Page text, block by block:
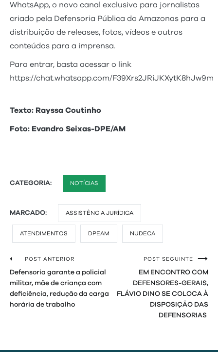
WhatsApp, o novo canal exclusivo para jornalistas
criado pela Defensoria Pública do Amazonas para a
distribuição de releases, fotos, vídeos e outros
conteúdos para a imprensa.
Para entrar, basta acessar o link
https://chat.whatsapp.com/F39Xrs2JRiJKXytK8hJw9m
Texto: Rayssa Coutinho
Foto: Evandro Seixas-DPE/AM
CATEGORIA: NOTÍCIAS
MARCADO: ASSISTÊNCIA JURÍDICA
ATENDIMENTOS DPEAM NUDECA
Navegação
de
Post
POST ANTERIOR
Defensoria garante a policial
militar, mãe de criança com
deficiência, redução da carga
horária de trabalho
POST SEGUINTE
EM ENCONTRO COM
DEFENSORES-GERAIS,
FLÁVIO DINO SE COLOCA À
DISPOSIÇÃO DAS
DEFENSORIAS